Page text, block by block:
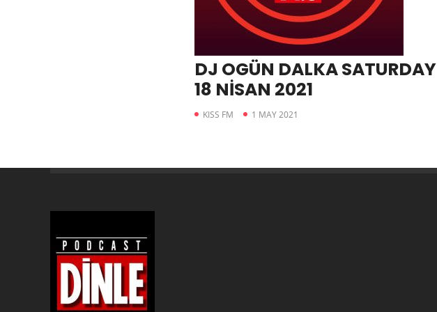
DJ OGÜN DALKA SATURDAY
18 NİSAN 2021
KISS FM 1 MAY 2021